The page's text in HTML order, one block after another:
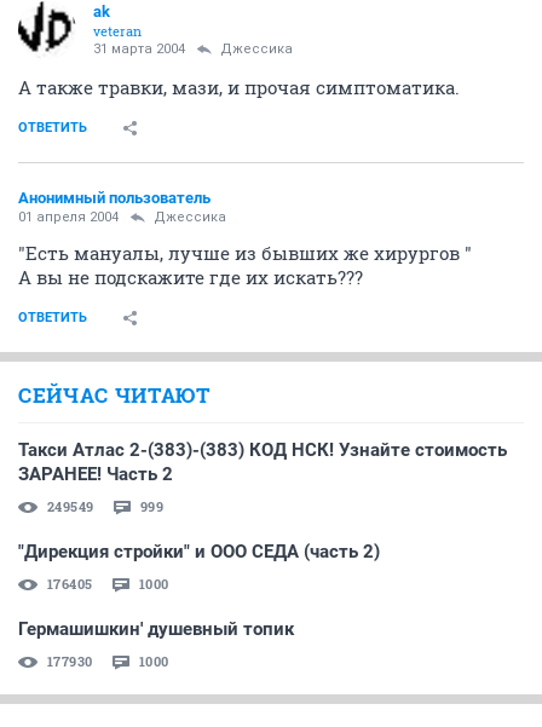
ak
veteran
31 марта 2004 Джессика
А также травки, мази, и прочая симптоматика.
ОТВЕТИТЬ
Анонимный пользователь
01 апреля 2004 Джессика
"Есть мануалы, лучше из бывших же хирургов "
А вы не подскажите где их искать???
ОТВЕТИТЬ
СЕЙЧАС ЧИТАЮТ
Такси Атлас 2-(383)-(383) КОД НСК! Узнайте стоимость
ЗАРАНЕЕ! Часть 2
249549 999
"Дирекция стройки" и ООО СЕДА (часть 2)
176405 1000
Гермашишкин' душевный топик
177930 1000